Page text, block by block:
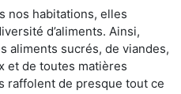
nos habitations, elles
d’aliments. Ainsi,
aliments sucrés, de viandes,
et de toutes matières
raffolent de presque tout ce